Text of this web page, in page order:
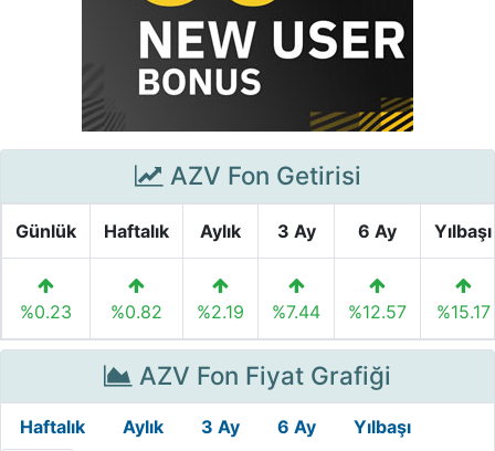
AZV Fon Getirisi
Günlük Haftalık Aylık 3 Ay 6 Ay Yılbaşı
%0.23 %0.82 %2.19 %7.44 %12.57 %15.17
AZV Fon Fiyat Grafiği
Haftalık Aylık 3 Ay 6 Ay Yılbaşı